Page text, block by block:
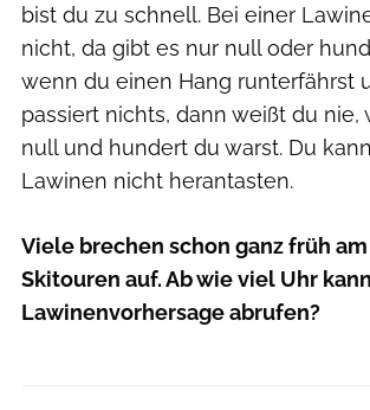
bist du zu schnell. Bei einer
nicht, da gibt es nur null oder
wenn du einen Hang runterfährst
passiert nichts, dann weißt du nie,
null und hundert du warst. Du
Lawinen nicht herantasten.
Viele brechen schon ganz früh
Skitouren auf. Ab wie viel Uhr
Lawinenvorhersage abrufen?